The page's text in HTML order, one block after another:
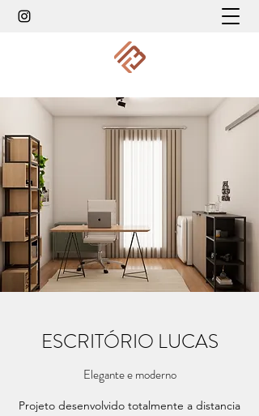
ESCRITÓRIO LUCAS
Elegante e moderno
Projeto desenvolvido totalmente a distancia